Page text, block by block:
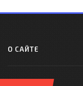
О САЙТЕ